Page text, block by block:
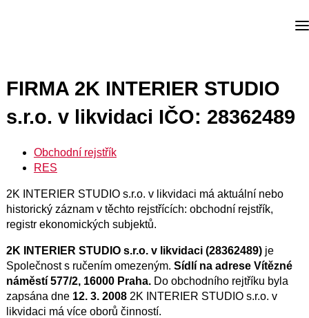
FIRMA 2K INTERIER STUDIO
s.r.o. v likvidaci IČO: 28362489
Obchodní rejstřík
RES
2K INTERIER STUDIO s.r.o. v likvidaci má aktuální nebo
historický záznam v těchto rejstřících: obchodní rejstřík,
registr ekonomických subjektů.
2K INTERIER STUDIO s.r.o. v likvidaci (28362489)je
Společnost s ručením omezeným. Sídlí na adrese Vítězné
náměstí 577/2, 16000 Praha. Do obchodního rejtříku byla
zapsána dne 12. 3. 20082K INTERIER STUDIO s.r.o. v
likvidaci má více oborů činností.